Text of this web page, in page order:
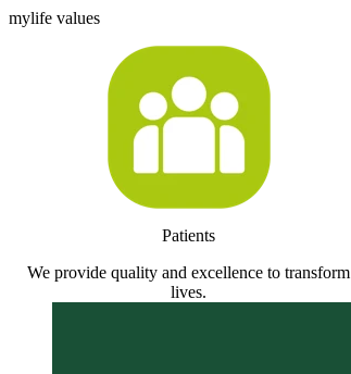
mylife values
Patients
We provide quality and excellence to transform
lives.